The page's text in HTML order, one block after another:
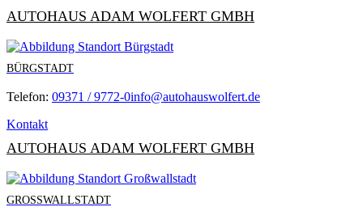
AUTOHAUS ADAM WOLFERT GMBH
BÜRGSTADT
Telefon: 09371 / 9772-0info@autohauswolfert.de
Kontakt
AUTOHAUS ADAM WOLFERT GMBH
GROSSWALLSTADT